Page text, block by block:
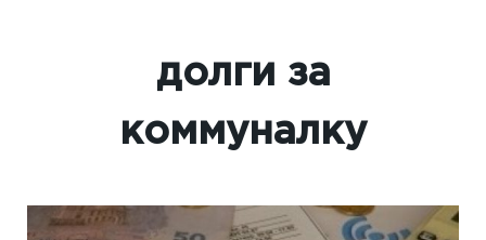
долги за
коммуналку